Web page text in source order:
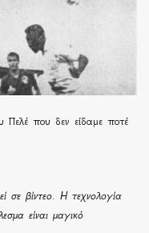
που δεν είδαμε ποτέ
σε βίντεο. Η τεχνολογία
είναι μαγικό